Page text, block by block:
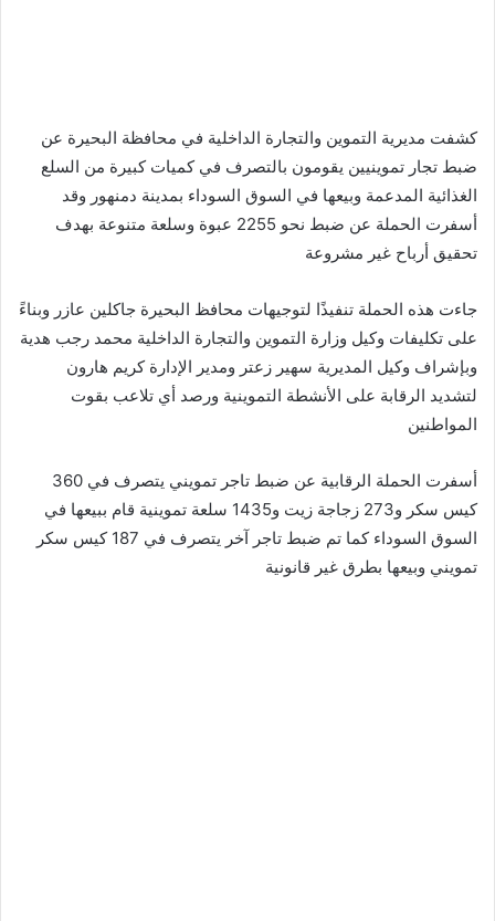
كشفت مديرية التموين والتجارة الداخلية في محافظة البحيرة عن
ضبط تجار تموينيين يقومون بالتصرف في كميات كبيرة من السلع
الغذائية المدعمة وبيعها في السوق السوداء بمدينة دمنهور وقد
أسفرت الحملة عن ضبط نحو 2255 عبوة وسلعة متنوعة بهدف
تحقيق أرباح غير مشروعة
جاءت هذه الحملة تنفيذًا لتوجيهات محافظ البحيرة جاكلين عازر وبناءً
على تكليفات وكيل وزارة التموين والتجارة الداخلية محمد رجب هدية
وبإشراف وكيل المديرية سهير زعتر ومدير الإدارة كريم هارون
لتشديد الرقابة على الأنشطة التموينية ورصد أي تلاعب بقوت
المواطنين
أسفرت الحملة الرقابية عن ضبط تاجر تمويني يتصرف في 360
كيس سكر و273 زجاجة زيت و1435 سلعة تموينية قام ببيعها في
السوق السوداء كما تم ضبط تاجر آخر يتصرف في 187 كيس سكر
تمويني وبيعها بطرق غير قانونية